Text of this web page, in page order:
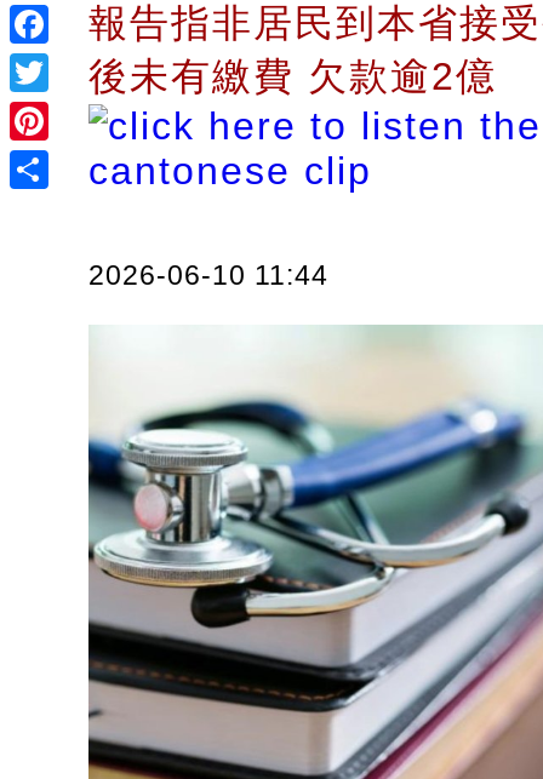
Facebook
Twitter
Pinterest
報告指非居民到本省接
後未有繳費 欠款逾2億
2026-06-10 11:44